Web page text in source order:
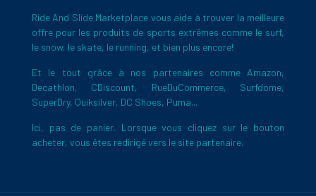
Ride And Slide Marketplace vous aide à trouver la meilleure
offre pour les produits de sports extrêmes comme le surf,
le snow, le skate, le running, et bien plus encore!
Et le tout grâce à nos partenaires comme Amazon,
Decathlon, CDiscount, RueDuCommerce, Surfdome,
SuperDry, Quiksilver, DC Shoes, Puma...
Ici, pas de panier. Lorsque vous cliquez sur le bouton
acheter, vous êtes redirigé vers le site partenaire.